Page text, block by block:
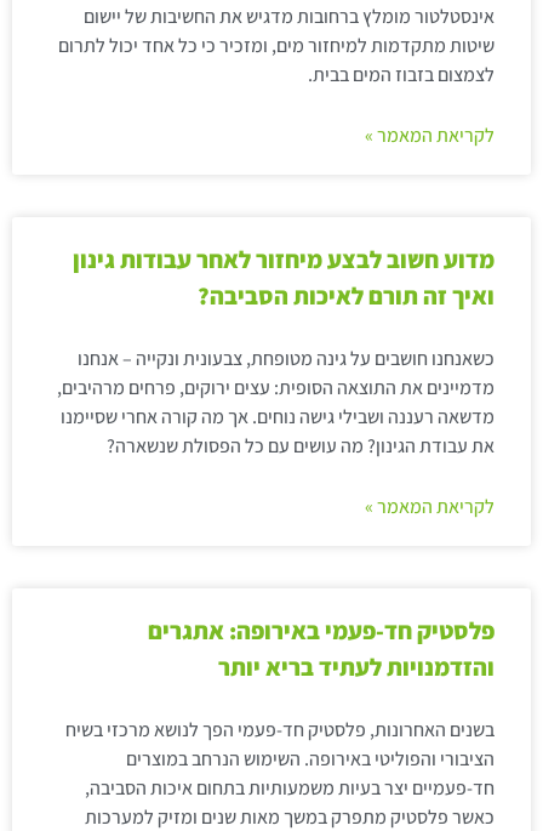
אינסטלטור מומלץ ברחובות מדגיש את החשיבות של יישום
שיטות מתקדמות למיחזור מים, ומזכיר כי כל אחד יכול לתרום
לצמצום בזבוז המים בבית.
לקריאת המאמר »
מדוע חשוב לבצע מיחזור לאחר עבודות גינון
ואיך זה תורם לאיכות הסביבה?
כשאנחנו חושבים על גינה מטופחת, צבעונית ונקייה – אנחנו
מדמיינים את התוצאה הסופית: עצים ירוקים, פרחים מרהיבים,
מדשאה רעננה ושבילי גישה נוחים. אך מה קורה אחרי שסיימנו
את עבודת הגינון? מה עושים עם כל הפסולת שנשארה?
לקריאת המאמר »
פלסטיק חד-פעמי באירופה: אתגרים
והזדמנויות לעתיד בריא יותר
בשנים האחרונות, פלסטיק חד-פעמי הפך לנושא מרכזי בשיח
הציבורי והפוליטי באירופה. השימוש הנרחב במוצרים
חד-פעמיים יצר בעיות משמעותיות בתחום איכות הסביבה,
כאשר פלסטיק מתפרק במשך מאות שנים ומזיק למערכות